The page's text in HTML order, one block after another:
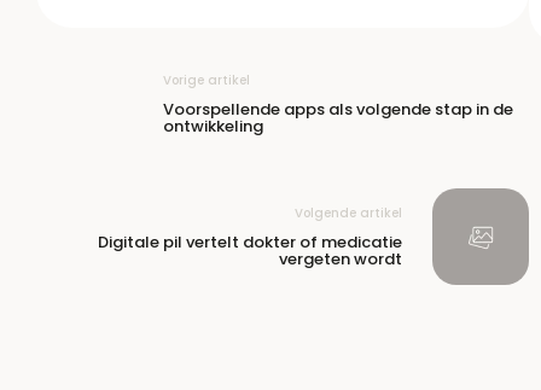
Vorige artikel
Voorspellende apps als volgende stap in de
ontwikkeling
Volgende artikel
Digitale pil vertelt dokter of medicatie
vergeten wordt